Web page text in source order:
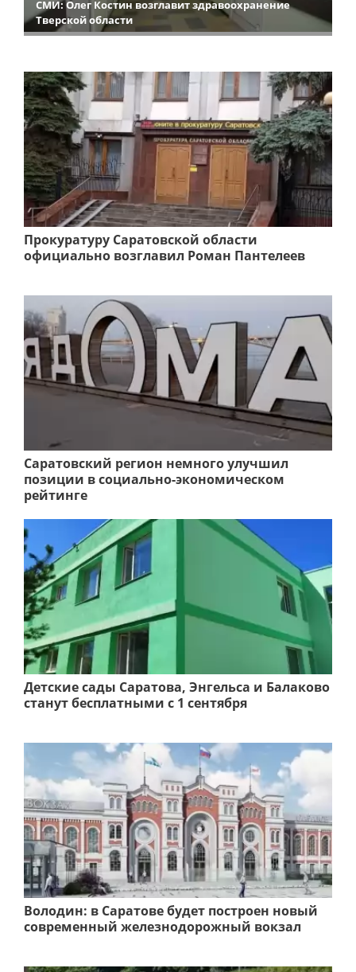
СМИ: Олег Костин возглавит здравоохранение
Тверской области
Прокуратуру Саратовской области
официально возглавил Роман Пантелеев
Саратовский регион немного улучшил
позиции в социально-экономическом
рейтинге
Детские сады Саратова, Энгельса и Балаково
станут бесплатными с 1 сентября
Володин: в Саратове будет построен новый
современный железнодорожный вокзал